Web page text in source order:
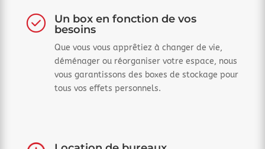
Un box en fonction de vos
besoins
Que vous vous apprêtiez à changer de vie,
déménager ou réorganiser votre espace, nous
vous garantissons des boxes de stockage pour
tous vos effets personnels.